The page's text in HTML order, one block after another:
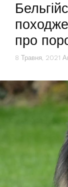
про
8 Травня, 2021